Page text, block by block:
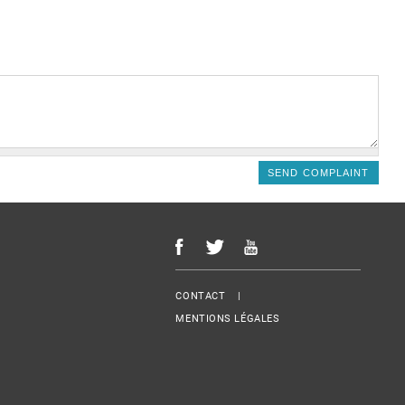
Menu Footer
CONTACT
MENTIONS LÉGALES